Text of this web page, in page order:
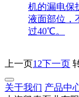
机的漏电保
液面部位，
过40℃。
上一页1 2下一页
关于我们 产品中